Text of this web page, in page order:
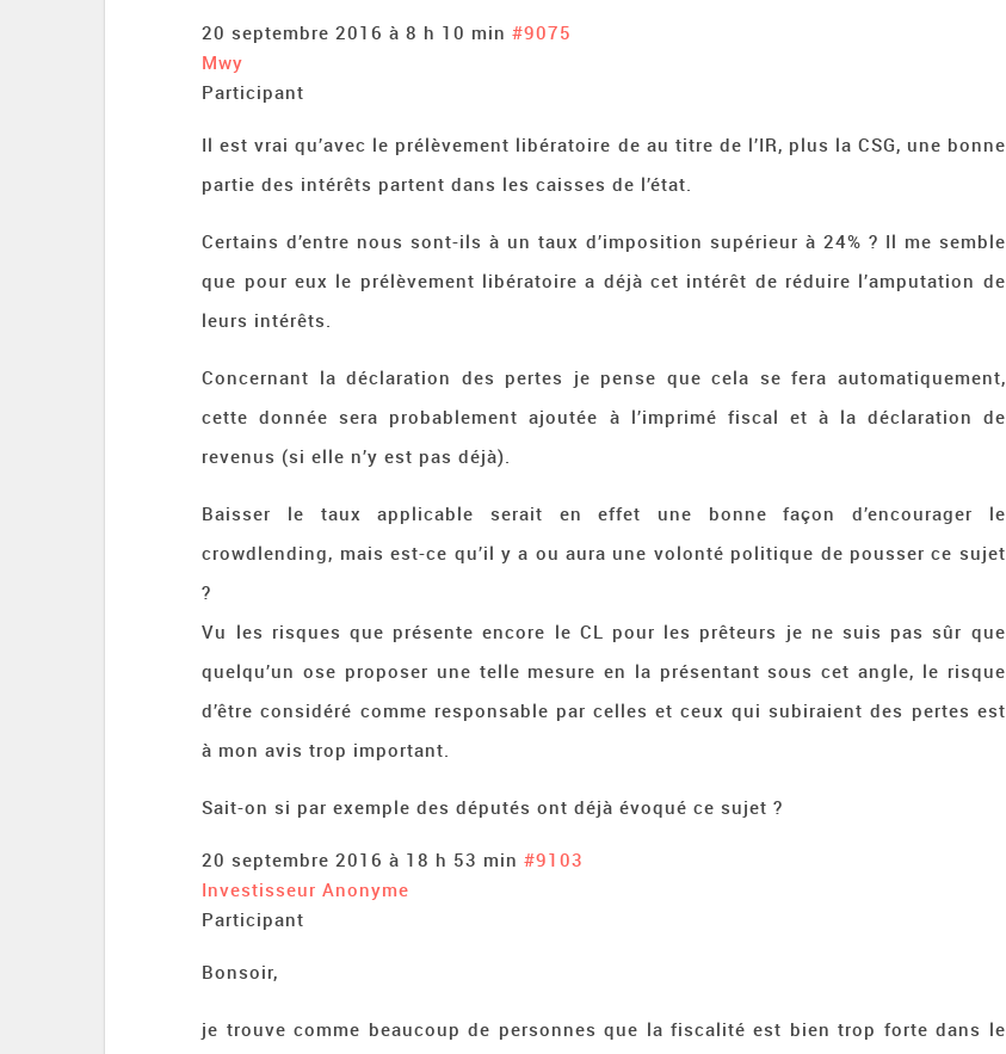
20 septembre 2016 à 8 h 10 min #9075
Mwy
Participant
Il est vrai qu’avec le prélèvement libératoire de au titre de l’IR, plus la CSG, une bonne
partie des intérêts partent dans les caisses de l’état.
Certains d’entre nous sont-ils à un taux d’imposition supérieur à 24% ? Il me semble
que pour eux le prélèvement libératoire a déjà cet intérêt de réduire l’amputation de
leurs intérêts.
Concernant la déclaration des pertes je pense que cela se fera automatiquement,
cette donnée sera probablement ajoutée à l’imprimé fiscal et à la déclaration de
revenus (si elle n’y est pas déjà).
Baisser le taux applicable serait en effet une bonne façon d’encourager le
crowdlending, mais est-ce qu’il y a ou aura une volonté politique de pousser ce sujet
?
Vu les risques que présente encore le CL pour les prêteurs je ne suis pas sûr que
quelqu’un ose proposer une telle mesure en la présentant sous cet angle, le risque
d’être considéré comme responsable par celles et ceux qui subiraient des pertes est
à mon avis trop important.
Sait-on si par exemple des députés ont déjà évoqué ce sujet ?
20 septembre 2016 à 18 h 53 min #9103
Investisseur Anonyme
Participant
Bonsoir,
je trouve comme beaucoup de personnes que la fiscalité est bien trop forte dans le